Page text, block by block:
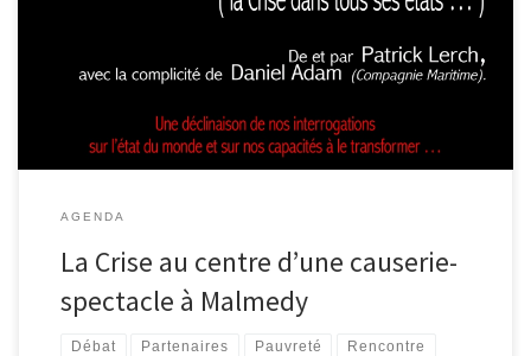
monde M’sieur Dame!? (la Crise dans tous ses états…) » de Patrick
interrogations sur l’état du monde et sur nos […]
AGENDA
La Crise au centre d’une causerie-
spectacle à Malmedy
Débat Partenaires Pauvreté Rencontre